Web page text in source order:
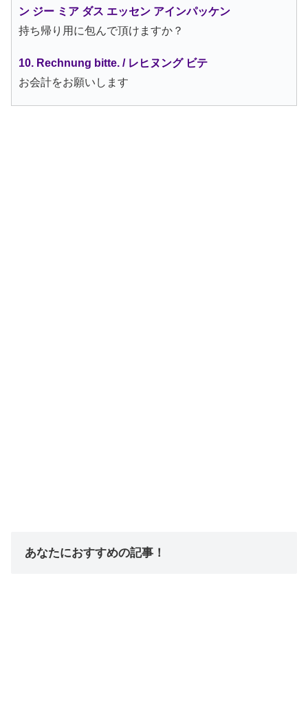
ン ジー ミア ダス エッセン アインパッケン
持ち帰り用に包んで頂けますか？
10. Rechnung bitte. / レヒヌング ビテ
お会計をお願いします
あなたにおすすめの記事！